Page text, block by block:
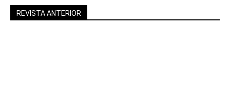
REVISTA ANTERIOR